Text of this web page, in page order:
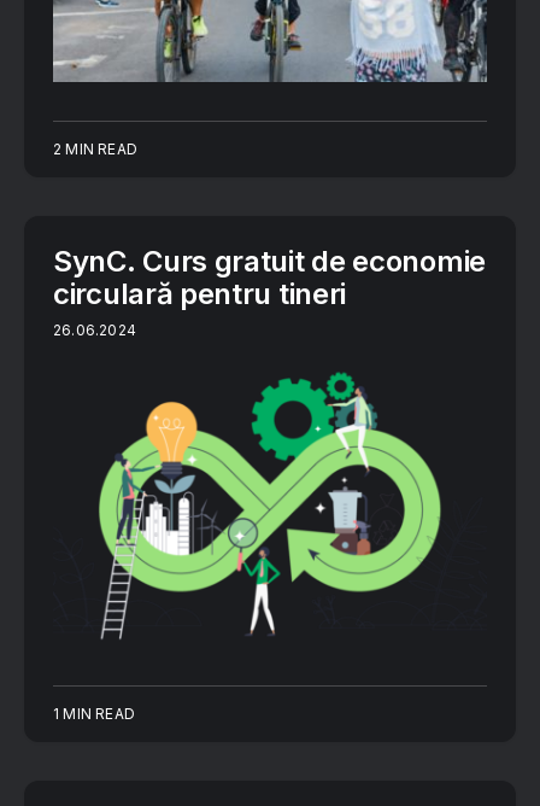
2 MIN READ
SynC. Curs gratuit de economie
circulară pentru tineri
26.06.2024
1 MIN READ